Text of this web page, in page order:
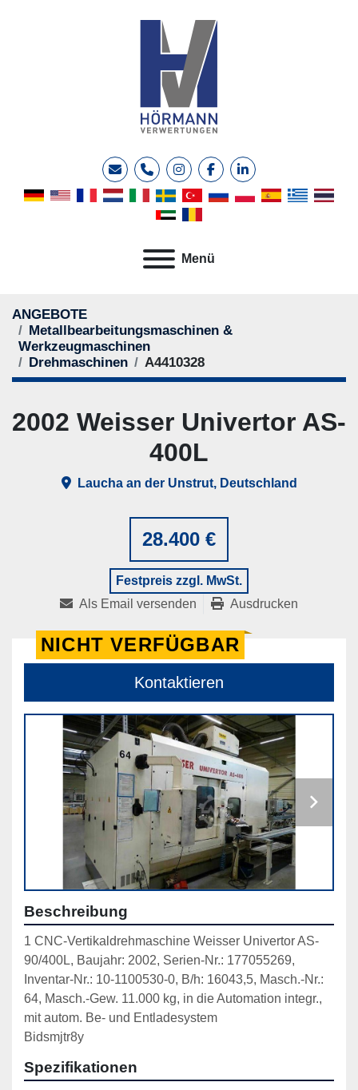
E-MailTelefoninstagramfacebooklinkedin
Menü
ANGEBOTE
Metallbearbeitungsmaschinen &
Werkzeugmaschinen
Drehmaschinen
A4410328
28.400 €
Festpreis zzgl. MwSt.
2002 Weisser Univertor AS-
400L
Laucha an der Unstrut, Deutschland
Als Email versenden Ausdrucken
NICHT VERFÜGBAR
Kontaktieren
Beschreibung
1 CNC-Vertikaldrehmaschine Weisser Univertor AS-
90/400L, Baujahr: 2002, Serien-Nr.: 177055269,
Inventar-Nr.: 10-1100530-0, B/h: 16043,5, Masch.-Nr.:
64, Masch.-Gew. 11.000 kg, in die Automation integr.,
mit autom. Be- und Entladesystem
Bidsmjtr8y
Spezifikationen